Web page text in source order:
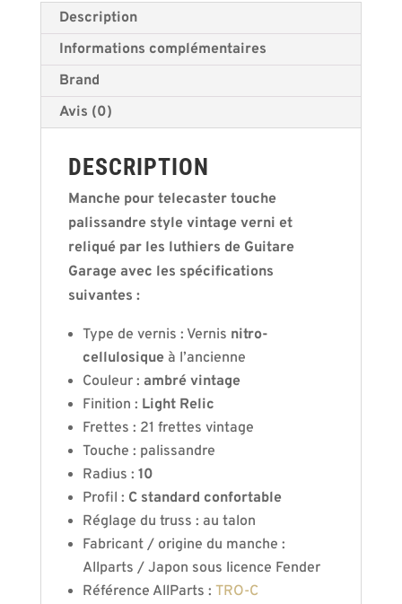
Description
Informations complémentaires
Brand
Avis (0)
DESCRIPTION
Manche pour telecaster touche
palissandre style vintage verni et
reliqué par les luthiers de Guitare
Garage avec les spécifications
suivantes :
Type de vernis : Vernis nitro-
cellulosiqueà l’ancienne
Couleur : ambré vintage
Finition : Light Relic
Frettes : 21 frettes vintage
Touche : palissandre
Radius : 10
Profil : C standard confortable
Réglage du truss : au talon
Fabricant / origine du manche :
Allparts / Japon sous licence Fender
Référence AllParts : TRO-C